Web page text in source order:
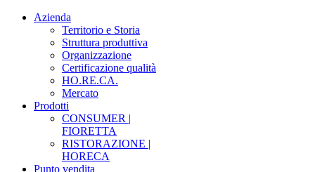
Azienda
Territorio e Storia
Struttura produttiva
Organizzazione
Certificazione qualità
HO.RE.CA.
Mercato
Prodotti
CONSUMER |
FIORETTA
RISTORAZIONE |
HORECA
Punto vendita